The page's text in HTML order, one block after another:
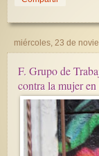
miércoles, 23 de
F. Grupo de
contra la mujer